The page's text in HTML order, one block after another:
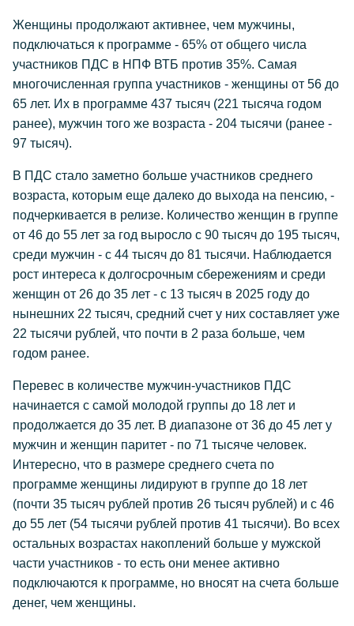
Женщины продолжают активнее, чем мужчины,
подключаться к программе - 65% от общего числа
участников ПДС в НПФ ВТБ против 35%. Самая
многочисленная группа участников - женщины от 56 до
65 лет. Их в программе 437 тысяч (221 тысяча годом
ранее), мужчин того же возраста - 204 тысячи (ранее -
97 тысяч).
В ПДС стало заметно больше участников среднего
возраста, которым еще далеко до выхода на пенсию, -
подчеркивается в релизе. Количество женщин в группе
от 46 до 55 лет за год выросло с 90 тысяч до 195 тысяч,
среди мужчин - с 44 тысяч до 81 тысячи. Наблюдается
рост интереса к долгосрочным сбережениям и среди
женщин от 26 до 35 лет - с 13 тысяч в 2025 году до
нынешних 22 тысяч, средний счет у них составляет уже
22 тысячи рублей, что почти в 2 раза больше, чем
годом ранее.
Перевес в количестве мужчин-участников ПДС
начинается с самой молодой группы до 18 лет и
продолжается до 35 лет. В диапазоне от 36 до 45 лет у
мужчин и женщин паритет - по 71 тысяче человек.
Интересно, что в размере среднего счета по
программе женщины лидируют в группе до 18 лет
(почти 35 тысяч рублей против 26 тысяч рублей) и с 46
до 55 лет (54 тысячи рублей против 41 тысячи). Во всех
остальных возрастах накоплений больше у мужской
части участников - то есть они менее активно
подключаются к программе, но вносят на счета больше
денег, чем женщины.